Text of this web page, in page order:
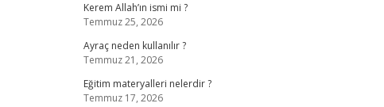
Kerem Allah’ın ismi mi ?
Temmuz 25, 2026
Ayraç neden kullanılır ?
Temmuz 21, 2026
Eğitim materyalleri nelerdir ?
Temmuz 17, 2026